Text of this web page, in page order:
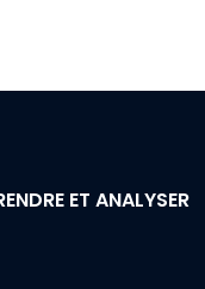
ET ANALYSER